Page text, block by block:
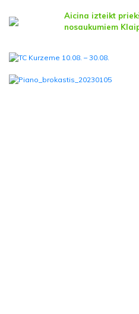
Aicina izteikt
nosaukumiem